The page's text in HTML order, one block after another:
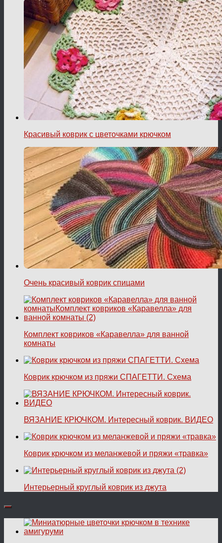
Красивый коврик с цветочками крючком
Очень красивый коврик спицами
Комплект ковриков «Каравелла» для ванной
комнаты
Коврик крючком из пряжи СПАГЕТТИ. Схема
ВЯЗАНИЕ КРЮЧКОМ. Интересный коврик. ВИДЕО
Коврик крючком из меланжевой и пряжи «травка»
Интерьерный круглый коврик из джута